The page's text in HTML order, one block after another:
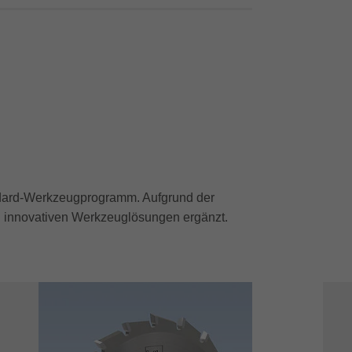
Werkzeugprogramm. Aufgrund der
Werkzeuglösungen ergänzt.